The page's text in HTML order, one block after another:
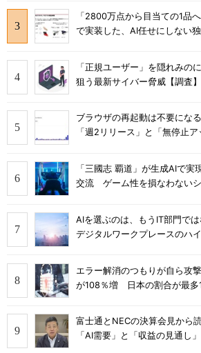
「2800万点から目当ての1品
で実装した、AI任せにしない
「正規ユーザー」を隠れみ
狙う最新サイバー脅威【調査】
ブラウザの再起動は不要にな
「週2リリース」と「無停止ア
「三國志 覇道」が生成AIで
交流 ゲーム性を損なわない
AIを選ぶのは、もうIT部門で
デジタルワークプレースのハ
エラー解消のつもりが自ら攻
が108％増 日本の割合が最多
富士通とNECの決算会見から
「AI需要」と「収益の見通し」